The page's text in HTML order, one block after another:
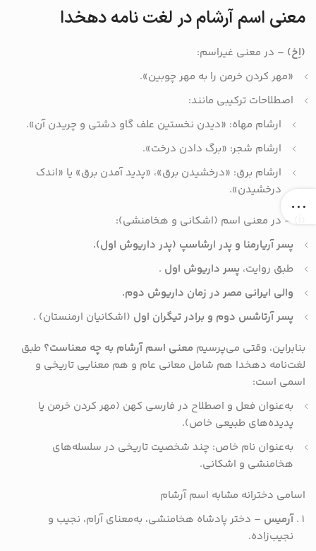
معنی اسم آرشام در لغت نامه دهخدا
(اِخ) – در معنی غیراسم:
«مهر کردن خرمن را به مهر چوبین».
اصطلاحات ترکیبی مانند:
ارشام مهاه: «دیدن نخستین علف گاو دشتی و چریدن آن».
ارشام شجر: «برگ دادن درخت».
ارشام برق: «درخشیدن برق»، «پدید آمدن برق» یا «اندک
درخشیدن».
– در معنی اسم (اشکانی و هخامنشی):
پسر آریارمنا و پدر ارشاسپ (پدر داریوش اول).
طبق روایت، پسر داریوش اول .
والی ایرانی مصر در زمان داریوش دوم.
پسر آرتاشس دوم و برادر تیگران اول (اشکانیان ارمنستان) .
بنابراین، وقتی می‌پرسیم معنی اسم آرشام به چه معناست؟ طبق
لغت‌نامه دهخدا هم شامل معانی عام و هم معنایی تاریخی و
اسمی است:
به‌عنوان فعل و اصطلاح در فارسی کهن (مهر کردن خرمن یا
پدیده‌های طبیعی خاص).
به‌عنوان نام خاص: چند شخصیت تاریخی در سلسله‌های
هخامنشی و اشکانی.
اسامی دخترانه مشابه اسم آرشام
آرمیس – دختر پادشاه هخامنشی، به‌معنای آرام، نجیب و
نجیب‌زاده.